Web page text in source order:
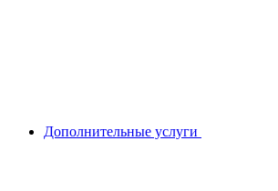
Дополнительные услуги